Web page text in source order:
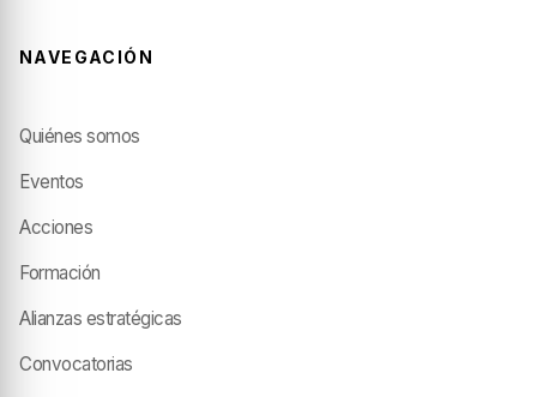
NAVEGACIÓN
Quiénes somos
Eventos
Acciones
Formación
Alianzas estratégicas
Convocatorias